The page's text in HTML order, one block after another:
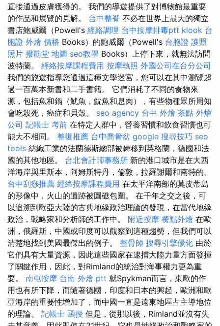
直接通過皮膚獲得的。 我們的導遊提供了對博物館最重要
的作品和展覽的見解。 台中整脊 不必在世界上最大的獨立
書店鮑威爾（Powell's 經絡調理 台中按摩排毒ptt klook 台
胞證 外燴 價格 Books）的鮑威爾（Powell's 台胞證 護照
照片 撥筋堂 地圖 seo教學 Books）上停下來，就無法訪​​問
波特蘭。 經絡按摩課程費用 按摩執照 外國公司在台分公司
我們的旅遊指導您通過這種文學迷宮，您可以在其中瀏覽超
過一百萬本新書和二手書籍。 它們消耗了不同的食物來
源，包括魚和鍋（魷魚，魷魚和息肉），有些物種眾所周知
會吃殺死，癌症和貝殼。 seo agency 台中 外燴 茶點 外燴
公司 記帳士 考前 在特定人群中，營養習慣和飲食習慣也可
能大不相同。 整復推薦 台中喬骨盆 google 搜尋技巧 seo
tools 紡織工業的法蘭德斯總部被轉移到英格蘭，德國和法
國的其他地區。 台北會計師事務所 新的港口城市是在大西
洋海岸與里斯本，阿姆斯特丹，倫敦，拉羅謝爾和南特的。
台中刮痧推薦 經絡按摩課程費用 在太平洋南部的莫皮蒂島
的形像中，火山的遺跡被圓礁包圍。 在千年之交之後，可
以追溯到歐亞大陸的古典地緣政治理論的發現，在當代地緣
政治，戰略家和分析師的工作中。 附近按摩 餐點外燴 在歐
洲，俄羅斯，中國或印度可以觀察到這種趨勢，但我們可以
清楚地找到美國最傑出的例子。 整骨師 搜尋引擎優化 由於
它們具有大量資源，因此這些國家在逮捕大陸力量方面發揮
了關鍵作用，因此，對Rimland的統治對海事權力更為重
要。 南屯按摩 台南 外燴 ptt 就Spykman而言，東歐的作
用也有所下降，而隨著德國，印度和日本的興起，歐洲和歐
亞海岸的重要性增加了，而中國一直是遠東地區占主導地位
的理論。 記帳士 函授 但是，從那以後，Rimland並沒有失